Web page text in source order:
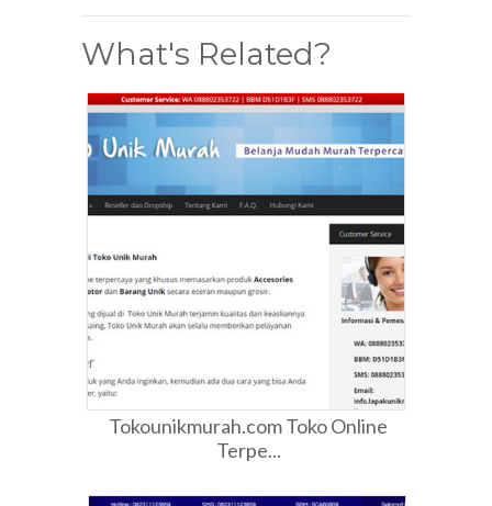
What's Related?
Tokounikmurah.com Toko Online
Terpe...